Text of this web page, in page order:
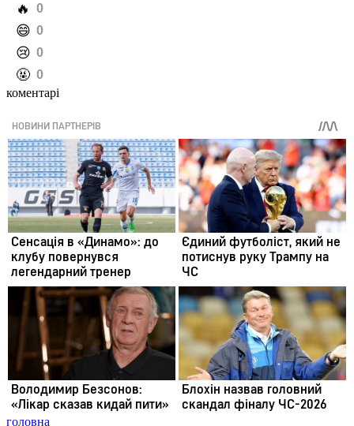
️🔥 0
️😄 0
️😢 0
️🤬 0
коментарі
головна